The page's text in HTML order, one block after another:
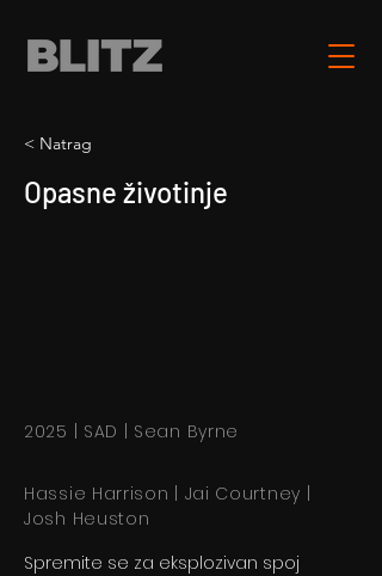
< Natrag
Opasne životinje
2025 | SAD | Sean Byrne
Hassie Harrison | Jai Courtney |
Josh Heuston
Spremite se za eksplozivan spoj